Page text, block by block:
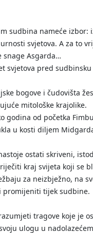
sudbina nameće izbor:
svjetova. A za to
snage Asgarda…
svjetova pred
bogove i čudovišta
mitološke krajolike.
godina od početka
u kosti diljem
ostati skriveni,
kraj svijeta koji se
za neizbježno, na
promijeniti tijek sudbine.
tragove koje je
ulogu u